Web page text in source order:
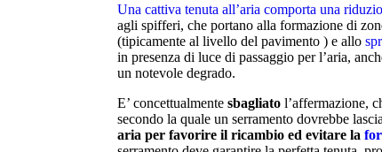
Una cattiva tenuta all’aria comporta una
agli spifferi, che portano alla formazione di
(tipicamente al livello del pavimento ) e allo
in presenza di luce di passaggio per l’aria,
un notevole degrado.
E’ concettualmente sbagliato l’affermazione,
secondo la quale un serramento dovrebbe
aria per favorire il ricambio ed evitare la